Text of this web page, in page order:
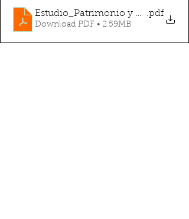
Estudio_Patrimonio y COVID
.pdf
Download PDF • 2.59MB